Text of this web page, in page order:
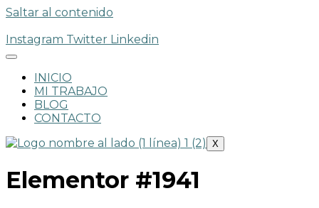
Saltar al contenido
Instagram Twitter Linkedin
INICIO
MI TRABAJO
BLOG
CONTACTO
X
Elementor #1941